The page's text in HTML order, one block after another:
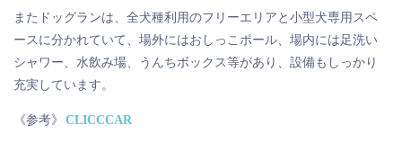
またドッグランは、全犬種利用のフリーエリアと小型犬専用スペ
ースに分かれていて、場外にはおしっこポール、場内には足洗い
シャワー、水飲み場、うんちボックス等があり、設備もしっかり
充実しています。
《参考》 CLICCCAR